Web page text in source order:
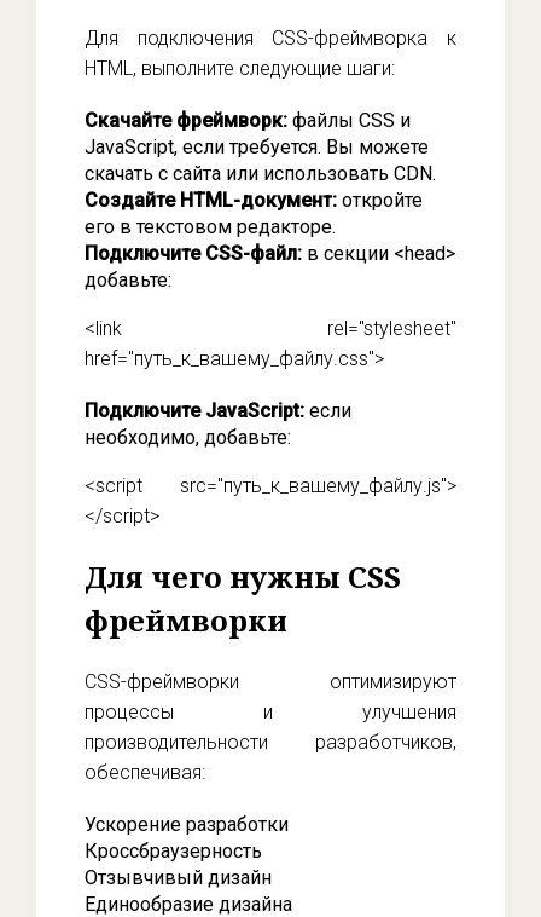
Для подключения CSS-фреймворка к
HTML, выполните следующие шаги:
Скачайте фреймворк: файлы CSS и
JavaScript, если требуется. Вы можете
скачать с сайта или использовать CDN.
Создайте HTML-документ: откройте
его в текстовом редакторе.
Подключите CSS-файл: в секции <head>
добавьте:
<link rel="stylesheet"
href="путь_к_вашему_файлу.css">
Подключите JavaScript: если
необходимо, добавьте:
<script src="путь_к_вашему_файлу.js">
</script>
Для чего нужны CSS
фреймворки
CSS-фреймворки оптимизируют
процессы и улучшения
производительности разработчиков,
обеспечивая:
Ускорение разработки
Кроссбраузерность
Отзывчивый дизайн
Единообразие дизайна